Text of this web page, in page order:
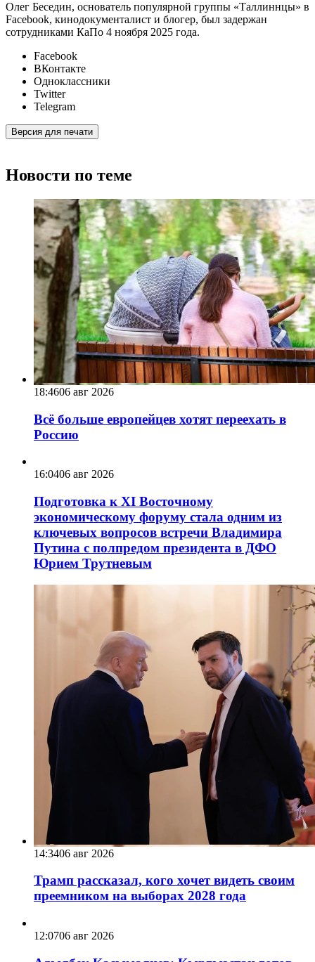
Олег Беседин, основатель популярной группы «Таллиннцы» в
Facebook, кинодокументалист и блогер, был задержан
сотрудниками КаПо 4 ноября 2025 года.
Facebook
ВКонтакте
Одноклассники
Twitter
Telegram
Версия для печати
Новости по теме
18:4606 авг 2026
Всё больше европейцев хотят переехать в
Россию
16:0406 авг 2026
Подготовка к XI Восточному
экономическому форуму стала одним из
ключевых вопросов встречи Владимира
Путина с полпредом президента в ДФО
Юрием Трутневым
14:3406 авг 2026
Трамп рассказал, кого хочет видеть своим
преемником на выборах 2028 года
12:0706 авг 2026